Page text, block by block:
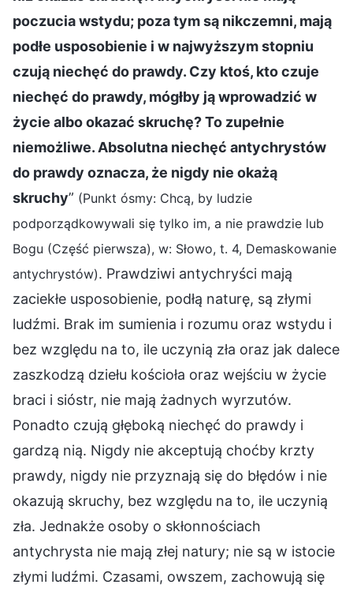
poczucia wstydu; poza tym są nikczemni, mają
podłe usposobienie i w najwyższym stopniu
czują niechęć do prawdy. Czy ktoś, kto czuje
niechęć do prawdy, mógłby ją wprowadzić w
życie albo okazać skruchę? To zupełnie
niemożliwe. Absolutna niechęć antychrystów
do prawdy oznacza, że nigdy nie okażą
skruchy” (Punkt ósmy: Chcą, by ludzie
podporządkowywali się tylko im, a nie prawdzie lub
Bogu (Część pierwsza), w: Słowo, t. 4, Demaskowanie
antychrystów). Prawdziwi antychryści mają
zaciekłe usposobienie, podłą naturę, są złymi
ludźmi. Brak im sumienia i rozumu oraz wstydu i
bez względu na to, ile uczynią zła oraz jak dalece
zaszkodzą dziełu kościoła oraz wejściu w życie
braci i sióstr, nie mają żadnych wyrzutów.
Ponadto czują głęboką niechęć do prawdy i
gardzą nią. Nigdy nie akceptują choćby krzty
prawdy, nigdy nie przyznają się do błędów i nie
okazują skruchy, bez względu na to, ile uczynią
zła. Jednakże osoby o skłonnościach
antychrysta nie mają złej natury; nie są w istocie
złymi ludźmi. Czasami, owszem, zachowują się